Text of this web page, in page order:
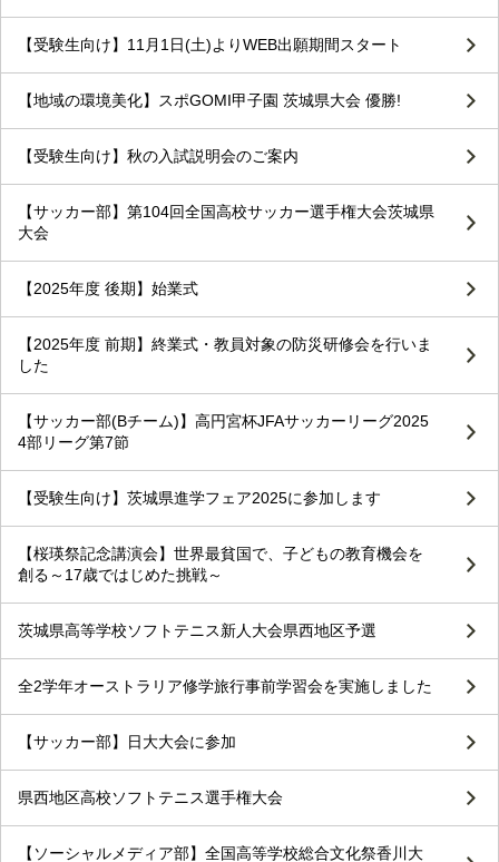
【受験生向け】11月1日(土)よりWEB出願期間スタート
【地域の環境美化】スポGOMI甲子園 茨城県大会 優勝!
【受験生向け】秋の入試説明会のご案内
【サッカー部】第104回全国高校サッカー選手権大会茨城県
大会
【2025年度 後期】始業式
【2025年度 前期】終業式・教員対象の防災研修会を行いま
した
【サッカー部(Bチーム)】高円宮杯JFAサッカーリーグ2025
4部リーグ第7節
【受験生向け】茨城県進学フェア2025に参加します
【桜瑛祭記念講演会】世界最貧国で、子どもの教育機会を
創る～17歳ではじめた挑戦～
茨城県高等学校ソフトテニス新人大会県西地区予選
全2学年オーストラリア修学旅行事前学習会を実施しました
【サッカー部】日大大会に参加
県西地区高校ソフトテニス選手権大会
【ソーシャルメディア部】全国高等学校総合文化祭香川大